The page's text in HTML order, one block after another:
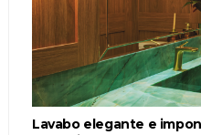
Lavabo elegante e